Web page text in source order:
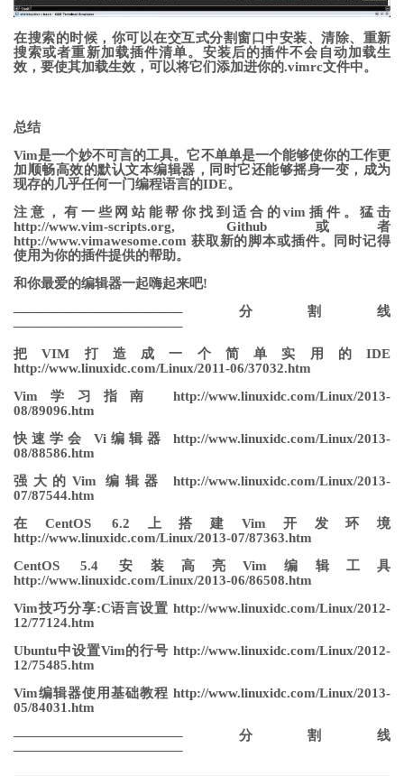
在搜索的时候，你可以在交互式分割窗口中安装、清除、重新
搜索或者重新加载插件清单。安装后的插件不会自动加载生
效，要使其加载生效，可以将它们添加进你的.vimrc文件中。
总结
Vim是一个妙不可言的工具。它不单单是一个能够使你的工作更
加顺畅高效的默认文本编辑器，同时它还能够摇身一变，成为
现存的几乎任何一门编程语言的IDE。
注意，有一些网站能帮你找到适合的vim插件。猛击
http://www.vim-scripts.org, Github或者
http://www.vimawesome.com 获取新的脚本或插件。同时记得
使用为你的插件提供的帮助。
和你最爱的编辑器一起嗨起来吧!
————————————–分割线
————————————–
把VIM打造成一个简单实用的IDE
http://www.linuxidc.com/Linux/2011-06/37032.htm
Vim学习指南 http://www.linuxidc.com/Linux/2013-
08/89096.htm
快速学会 Vi编辑器 http://www.linuxidc.com/Linux/2013-
08/88586.htm
强大的Vim 编辑器 http://www.linuxidc.com/Linux/2013-
07/87544.htm
在CentOS 6.2上搭建Vim开发环境
http://www.linuxidc.com/Linux/2013-07/87363.htm
CentOS 5.4 安装高亮Vim编辑工具
http://www.linuxidc.com/Linux/2013-06/86508.htm
Vim技巧分享:C语言设置 http://www.linuxidc.com/Linux/2012-
12/77124.htm
Ubuntu中设置Vim的行号 http://www.linuxidc.com/Linux/2012-
12/75485.htm
Vim编辑器使用基础教程 http://www.linuxidc.com/Linux/2013-
05/84031.htm
————————————–分割线
————————————–